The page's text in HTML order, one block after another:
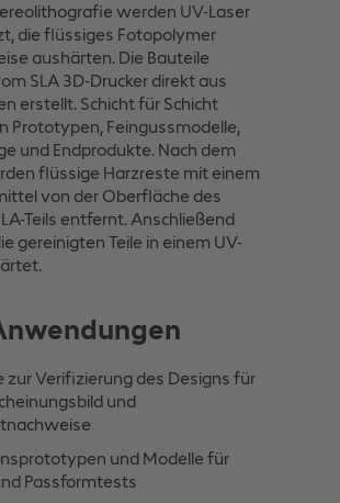
werden UV-Laser
die flüssiges Fotopolymer
aushärten. Die Bauteile
SLA 3D-Drucker direkt aus
erstellt. Schicht für Schicht
Prototypen, Feingussmodelle,
und Endprodukte. Nach dem
flüssige Harzreste mit einem
von der Oberfläche des
Teils entfernt. Anschließend
gereinigten Teile in einem UV-
zur Verifizierung des Designs für
und
und Modelle für
Passformtests